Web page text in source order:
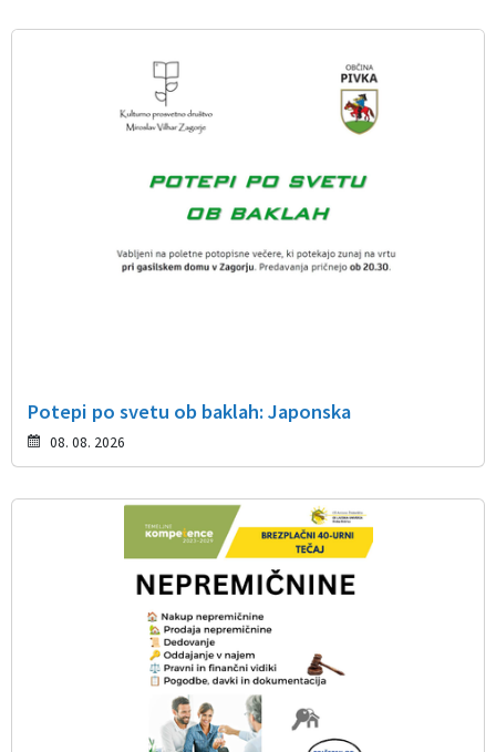
Potepi po svetu ob baklah: Japonska
08. 08. 2026